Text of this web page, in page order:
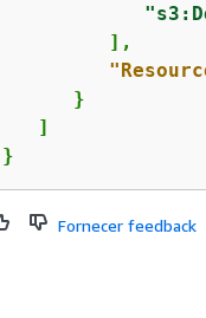
         ],
      }
   ]
}
Fornecer feedback